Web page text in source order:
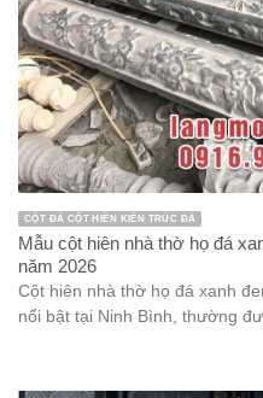
CỘT ĐÁ CỘT HIÊN KIẾN TRÚC ĐÁ
Mẫu cột hiên nhà thờ họ đá
năm 2026
Cột hiên nhà thờ họ đá xanh
nổi bật tại Ninh Bình, thường